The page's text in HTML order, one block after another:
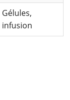
Gélules,
infusion